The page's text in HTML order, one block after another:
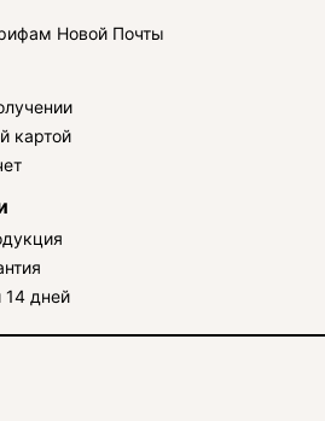
Новой Почты
картой
14 дней